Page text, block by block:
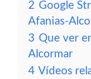
2 Google
Afanias-
3 Que ver
Alcormar
4 Vídeos